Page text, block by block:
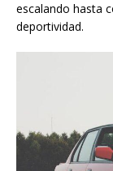
escalando hasta
deportividad.